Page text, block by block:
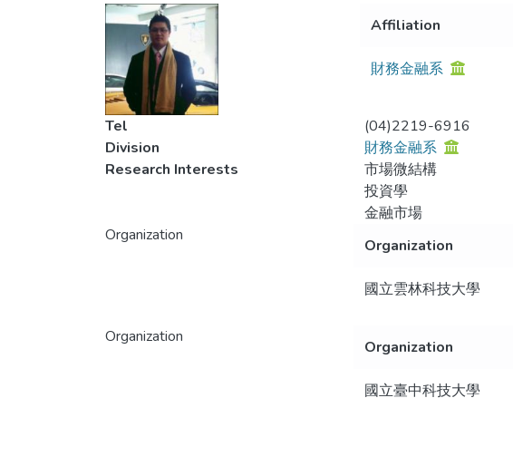
Affiliation
財務金融系
Tel
(04)2219-6916
Division
財務金融系
Research Interests
市場微結構
投資學
金融市場
Organization
Organization
國立雲林科技大學
Organization
Organization
國立臺中科技大學